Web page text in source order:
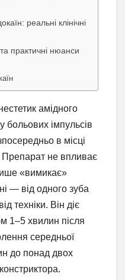
реальні клінічні
практичні нюанси
амідного
больових імпульсів
в місці
не впливає
«вимикає»
— від одного зуба
техніки. Він діє
1–5 хвилин після
середньої
до понад двох